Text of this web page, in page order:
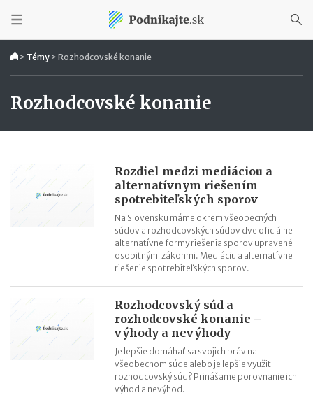
> Témy > Rozhodcovské konanie
Rozhodcovské konanie
Rozdiel medzi mediáciou a
alternatívnym riešením
spotrebiteľských sporov
Na Slovensku máme okrem všeobecných
súdov a rozhodcovských súdov dve oficiálne
alternatívne formy riešenia sporov upravené
osobitnými zákonmi. Mediáciu a alternatívne
riešenie spotrebiteľských sporov.
Rozhodcovský súd a
rozhodcovské konanie –
výhody a nevýhody
Je lepšie domáhať sa svojich práv na
všeobecnom súde alebo je lepšie využiť
rozhodcovský súd? Prinášame porovnanie ich
výhod a nevýhod.